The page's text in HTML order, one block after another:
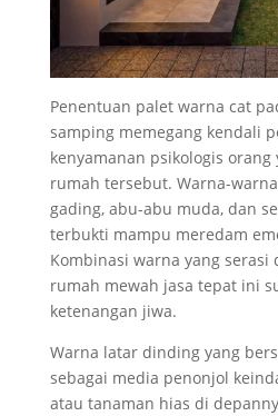
Penentuan palet warna cat
samping memegang kendali
kenyamanan psikologis
rumah tersebut. Warna-
gading, abu-abu muda, dan
terbukti mampu meredam
Kombinasi warna yang
rumah mewah jasa tepat ini
ketenangan jiwa.
Warna latar dinding yang
sebagai media penonjol
atau tanaman hias di